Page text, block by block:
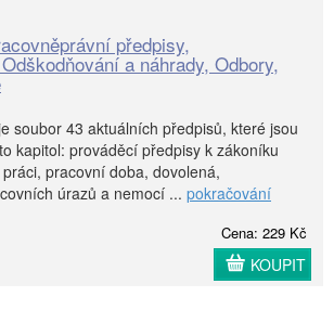
předpisy,
a náhrady, Odbory,
soubor 43 aktuálních předpisů, které jsou
kapitol: prováděcí předpisy k zákoníku
pracovní doba, dovolená,
úrazů a nemocí ... pokračování
Cena: 229 Kč
KOUPIT